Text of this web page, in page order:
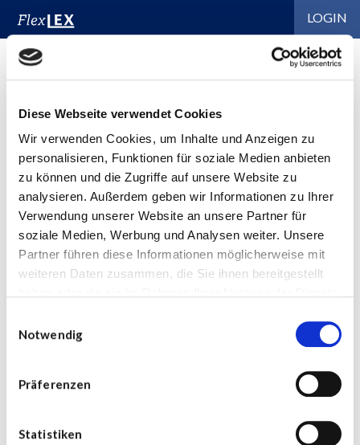
Diese Webseite verwendet Cookies
Wir verwenden Cookies, um Inhalte und Anzeigen zu
personalisieren, Funktionen für soziale Medien anbieten
zu können und die Zugriffe auf unsere Website zu
analysieren. Außerdem geben wir Informationen zu Ihrer
Verwendung unserer Website an unsere Partner für
soziale Medien, Werbung und Analysen weiter. Unsere
Partner führen diese Informationen möglicherweise mit
weiteren Daten zusammen, die Sie ihnen bereitgestellt
Notwendig
Präferenzen
Statistiken
LOGIN